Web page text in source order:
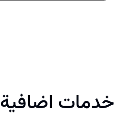
خدمات اضافية